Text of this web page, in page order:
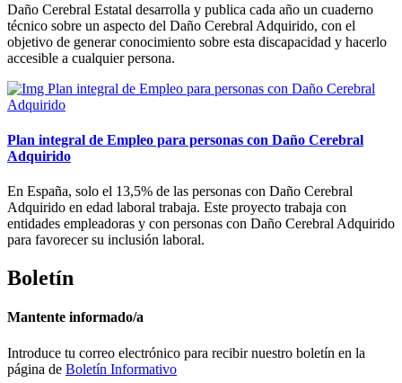
Daño Cerebral Estatal desarrolla y publica cada año un cuaderno
técnico sobre un aspecto del Daño Cerebral Adquirido, con el
objetivo de generar conocimiento sobre esta discapacidad y hacerlo
accesible a cualquier persona.
Plan integral de Empleo para personas con Daño Cerebral
Adquirido
En España, solo el 13,5% de las personas con Daño Cerebral
Adquirido en edad laboral trabaja. Este proyecto trabaja con
entidades empleadoras y con personas con Daño Cerebral Adquirido
para favorecer su inclusión laboral.
Boletín
Mantente informado/a
Introduce tu correo electrónico para recibir nuestro boletín en la
página de Boletín Informativo